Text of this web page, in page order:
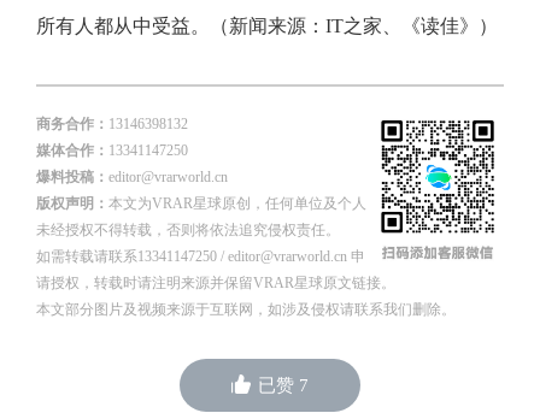
所有人都从中受益。（新闻来源：IT之家、《读佳》）
商务合作： 13146398132
媒体合作： 13341147250
爆料投稿： editor@vrarworld.cn
版权声明： 本文为VRAR星球原创，任何单位及个人
未经授权不得转载，否则将依法追究侵权责任。
如需转载请联系13341147250 / editor@vrarworld.cn 申
请授权，转载时请注明来源并保留VRAR星球原文链接。
本文部分图片及视频来源于互联网，如涉及侵权请联系我们删除。
已赞 7